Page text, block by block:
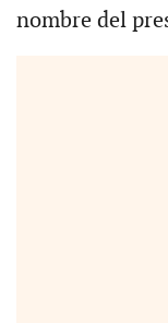
nombre del